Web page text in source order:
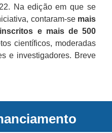
Na edição em que se
contaram-se mais
e mais de 500
científicos, moderadas
e investigadores. Breve